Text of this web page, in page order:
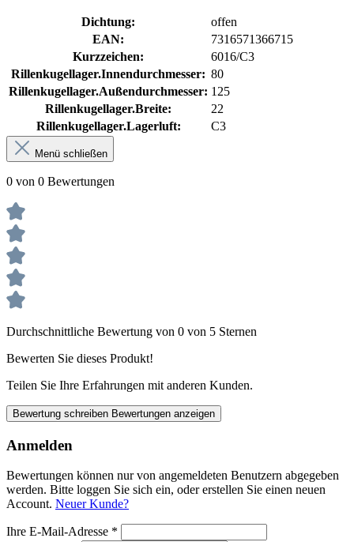
Dichtung:
offen
EAN:
7316571366715
Kurzzeichen:
6016/C3
Rillenkugellager.Innendurchmesser: 80
Rillenkugellager.Außendurchmesser: 125
Rillenkugellager.Breite:
22
Rillenkugellager.Lagerluft:
C3
Menü schließen
0 von 0 Bewertungen
Durchschnittliche Bewertung von 0 von 5 Sternen
Bewerten Sie dieses Produkt!
Teilen Sie Ihre Erfahrungen mit anderen Kunden.
Bewertung schreiben Bewertungen anzeigen
Anmelden
Bewertungen können nur von angemeldeten Benutzern abgegeben
werden. Bitte loggen Sie sich ein, oder erstellen Sie einen neuen
Account. Neuer Kunde?
Ihre E-Mail-Adresse *